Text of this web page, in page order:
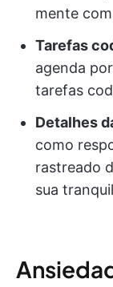
mente
Tarefas
agenda
tarefas
Detalhes
como
rastreado
sua